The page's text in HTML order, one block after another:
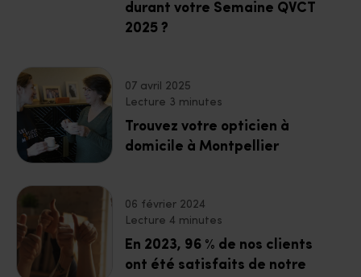
durant votre Semaine QVCT
2025 ?
07 avril 2025
Lecture 3 minutes
Trouvez votre opticien à
domicile à Montpellier
06 février 2024
Lecture 4 minutes
En 2023, 96 % de nos clients
ont été satisfaits de notre